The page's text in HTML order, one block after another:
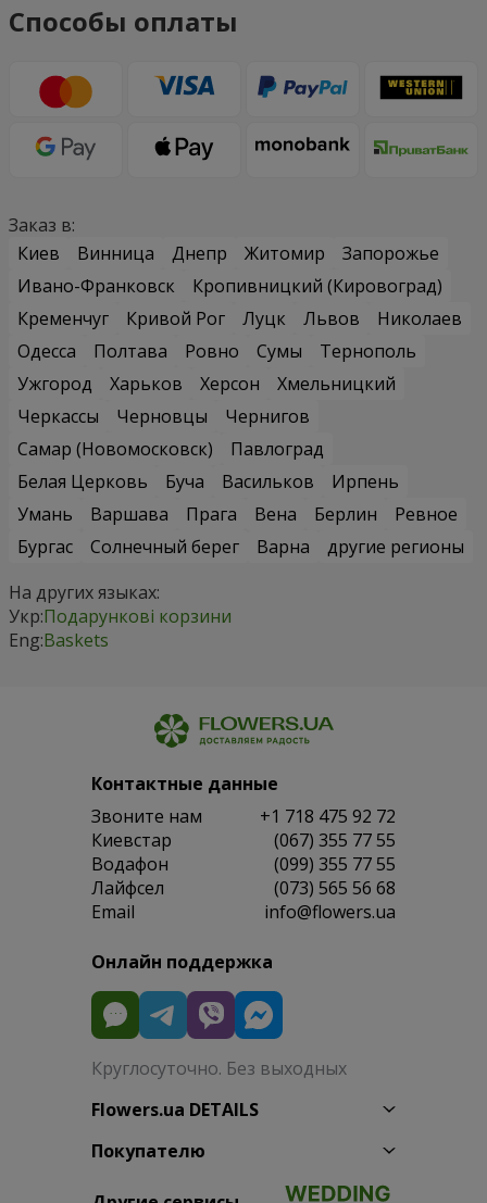
Способы оплаты
Заказ в:
Киев
Винница Днепр Житомир
Запорожье
Ивано-Франковск
Кропивницкий (Кировоград)
Кременчуг
Кривой Рог Луцк Львов
Николаев
Одесса
Полтава Ровно Сумы
Тернополь
Ужгород
Харьков Херсон
Хмельницкий
Черкассы
Черновцы
Чернигов
Самар (Новомосковск)
Павлоград
Белая Церковь
Буча Васильков
Ирпень
Умань
Варшава Прага Вена Берлин
Ревное
Бургас
Солнечный берег Варна
другие регионы
На других языках:
Укр:Подарункові корзини
Eng:Baskets
Контактные данные
Звоните нам
+1 718 475 92 72
Киевстар
(067) 355 77 55
Водафон
(099) 355 77 55
Лайфсел
(073) 565 56 68
Email
info@flowers.ua
Онлайн поддержка
Круглосуточно. Без выходных
Flowers.ua DETAILS
Покупателю